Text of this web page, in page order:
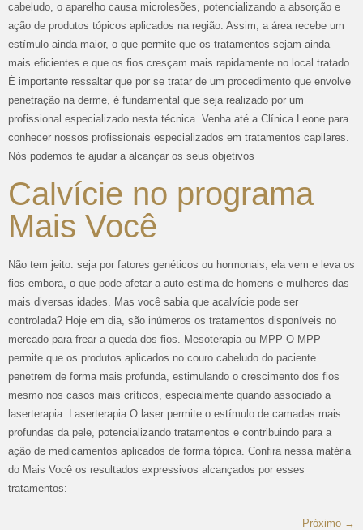
cabeludo, o aparelho causa microlesões, potencializando a absorção e
ação de produtos tópicos aplicados na região. Assim, a área recebe um
estímulo ainda maior, o que permite que os tratamentos sejam ainda
mais eficientes e que os fios cresçam mais rapidamente no local tratado.
É importante ressaltar que por se tratar de um procedimento que envolve
penetração na derme, é fundamental que seja realizado por um
profissional especializado nesta técnica. Venha até a Clínica Leone para
conhecer nossos profissionais especializados em tratamentos capilares.
Nós podemos te ajudar a alcançar os seus objetivos
Calvície no programa
Mais Você
Não tem jeito: seja por fatores genéticos ou hormonais, ela vem e leva os
fios embora, o que pode afetar a auto-estima de homens e mulheres das
mais diversas idades. Mas você sabia que acalvície pode ser
controlada? Hoje em dia, são inúmeros os tratamentos disponíveis no
mercado para frear a queda dos fios. Mesoterapia ou MPP O MPP
permite que os produtos aplicados no couro cabeludo do paciente
penetrem de forma mais profunda, estimulando o crescimento dos fios
mesmo nos casos mais críticos, especialmente quando associado a
laserterapia. Laserterapia O laser permite o estímulo de camadas mais
profundas da pele, potencializando tratamentos e contribuindo para a
ação de medicamentos aplicados de forma tópica. Confira nessa matéria
do Mais Você os resultados expressivos alcançados por esses
tratamentos:
Próximo →